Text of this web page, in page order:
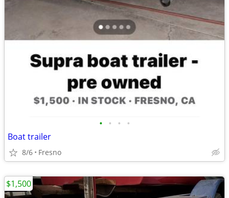
• • • •
Boat trailer
8/6 Fresno
$1,500